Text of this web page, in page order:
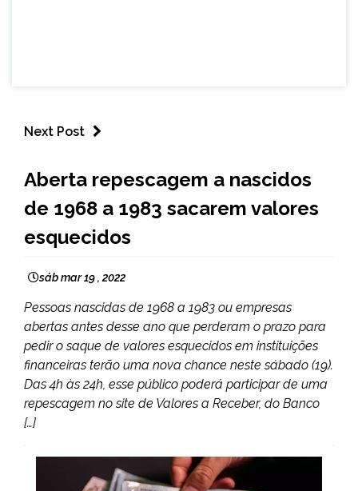
Next Post
NOTÍCIAS
Aberta repescagem a nascidos
de 1968 a 1983 sacarem valores
esquecidos
sáb mar 19 , 2022
Pessoas nascidas de 1968 a 1983 ou empresas
abertas antes desse ano que perderam o prazo para
pedir o saque de valores esquecidos em instituições
financeiras terão uma nova chance neste sábado (19).
Das 4h às 24h, esse público poderá participar de uma
repescagem no site de Valores a Receber, do Banco
[…]